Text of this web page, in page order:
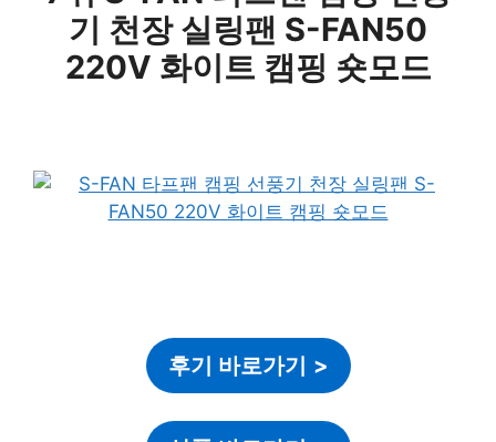
기 천장 실링팬 S-FAN50
220V 화이트 캠핑 숏모드
후기 바로가기 >